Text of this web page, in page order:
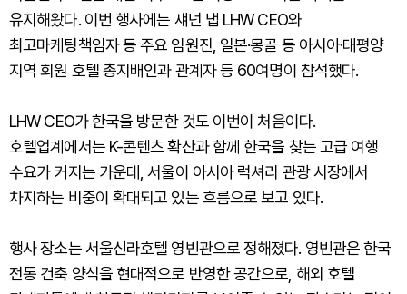
유지해왔다. 이번 행사에는 섀넌 냅 LHW CEO와
최고마케팅책임자 등 주요 임원진, 일본·몽골 등 아시아·태평양
지역 회원 호텔 총지배인과 관계자 등 60여명이 참석했다.
LHW CEO가 한국을 방문한 것도 이번이 처음이다.
호텔업계에서는 K-콘텐츠 확산과 함께 한국을 찾는 고급 여행
수요가 커지는 가운데, 서울이 아시아 럭셔리 관광 시장에서
차지하는 비중이 확대되고 있는 흐름으로 보고 있다.
행사 장소는 서울신라호텔 영빈관으로 정해졌다. 영빈관은 한국
전통 건축 양식을 현대적으로 반영한 공간으로, 해외 호텔